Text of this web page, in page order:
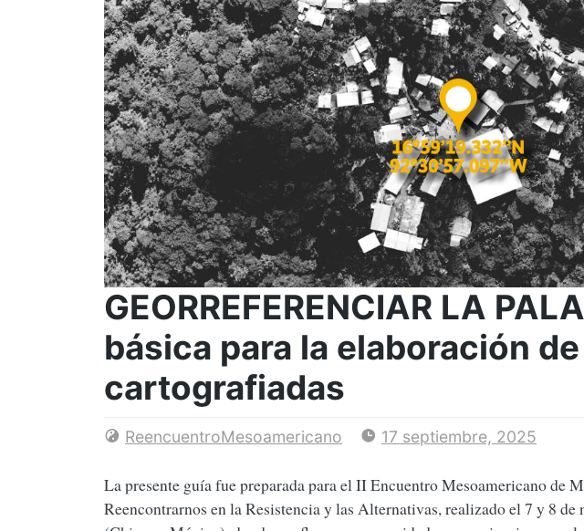
GEORREFERENCIAR LA
básica para la elaboración
cartografiadas
ReencuentroMesoamericano 17 septiembre, 2025
La presente guía fue preparada para el II Encuentro Mesoamericano de
Reencontrarnos en la Resistencia y las Alternativas, realizado el 7 y 8 de